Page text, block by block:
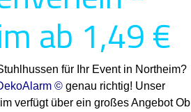
ab 1,49 €
für Ihr Event in Northeim?
© genau richtig! Unser
verfügt über ein großes Angebot Ob